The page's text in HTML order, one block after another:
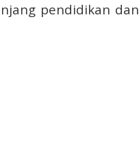
pendidikan dan